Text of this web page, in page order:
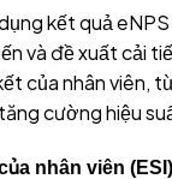
kết quả
và đề xuất cải
của nhân viên,
cường hiệu
nhân viên (ESI)